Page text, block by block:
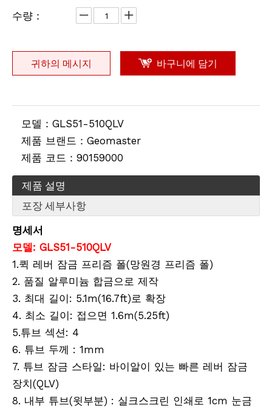
탄소강 테이프 (50m)
스마트 폰 브래킷 (55-100mm)
수량：
귀하의 메시지 바구니에 담기
모델： GLS51-510QLV
제품 브랜드： Geomaster
제품 코드： 90159000
제품 설명
포장 세부사항
명세서
모델: GLS51-510QLV
1.퀵 레버 잠금 프리즘 폴(망원경 프리즘 폴)
2. 품질 알루미늄 합금으로 제작
3. 최대 길이: 5.1m(16.7ft)로 확장
4. 최소 길이: 접으면 1.6m(5.25ft)
5.튜브 섹션: 4
6. 튜브 두께 : 1mm
7. 튜브 잠금 스타일: 바이알이 있는 빠른 레버 잠금
장치(QLV)
8. 내부 튜브(윗부분) : 실크스크린 인쇄로 1cm 눈금